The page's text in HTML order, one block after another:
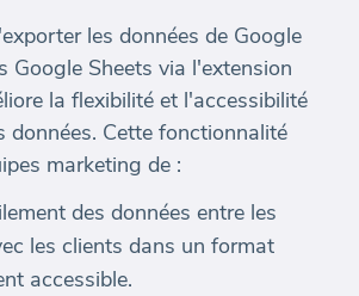
les données de Google
Google Sheets via l'extension
la flexibilité et l'accessibilité
données. Cette fonctionnalité
marketing de :
des données entre les
les clients dans un format
accessible.